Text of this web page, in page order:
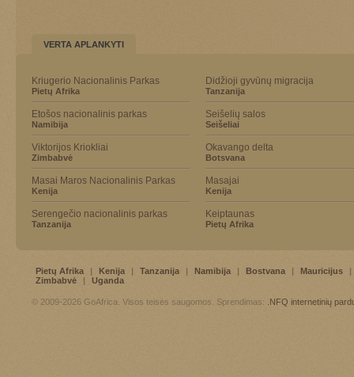
VERTA APLANKYTI
Kriugerio Nacionalinis Parkas
Pietų Afrika
Etošos nacionalinis parkas
Namibija
Viktorijos Kriokliai
Zimbabvė
Masai Maros Nacionalinis Parkas
Kenija
Serengečio nacionalinis parkas
Tanzanija
Didžioji gyvūnų migracija
Tanzanija
Seišelių salos
Seišeliai
Okavango delta
Botsvana
Masajai
Kenija
Keiptaunas
Pietų Afrika
Pietų Afrika | Kenija | Tanzanija | Namibija | Bostvana | Mauricijus
|
Zimbabvė
| Uganda
© 2009-2026 GoAfrica. Visos teisės saugomos. Sprendimas: .NFQ internetinių